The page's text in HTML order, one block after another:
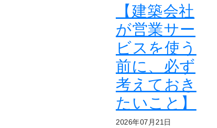
【建築会社
が営業サー
ビスを使う
前に、必ず
考えておき
たいこと】
2026年07月21日